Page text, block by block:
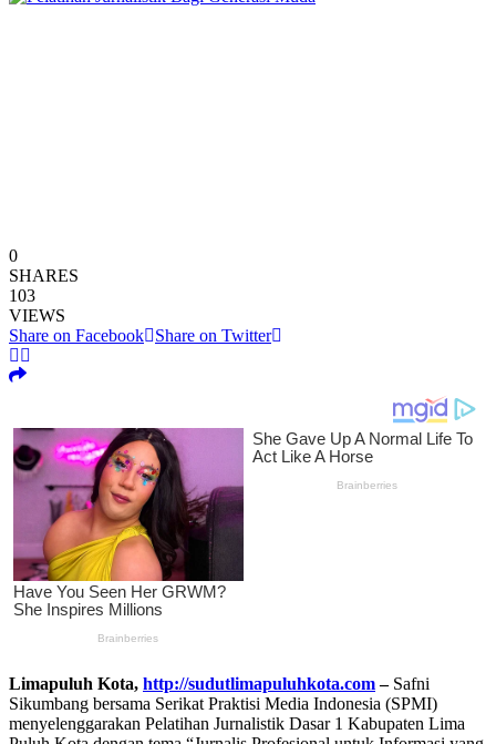
0
SHARES
103
VIEWS
Share on Facebook
Share on Twitter
Limapuluh Kota, http://sudutlimapuluhkota.com–Safni
Sikumbang bersama Serikat Praktisi Media Indonesia (SPMI)
menyelenggarakan Pelatihan Jurnalistik Dasar 1 Kabupaten Lima